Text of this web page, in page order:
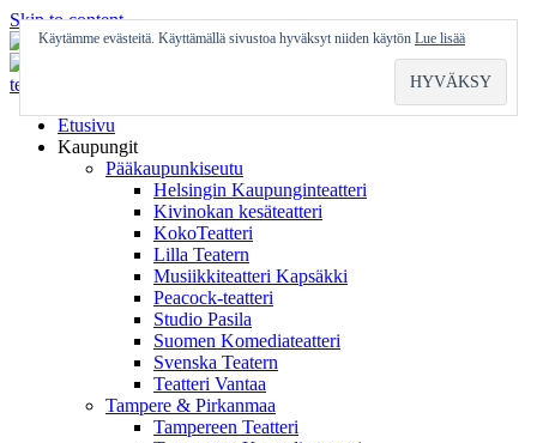
Skip to content
Etusivu
Kaupungit
Pääkaupunkiseutu
Helsingin Kaupunginteatteri
Kivinokan kesäteatteri
KokoTeatteri
Lilla Teatern
Musiikkiteatteri Kapsäkki
Peacock-teatteri
Studio Pasila
Suomen Komediateatteri
Svenska Teatern
Teatteri Vantaa
Tampere & Pirkanmaa
Tampereen Teatteri
Käytämme evästeitä. Käyttämällä sivustoa hyväksyt niiden käytön Lue lisää